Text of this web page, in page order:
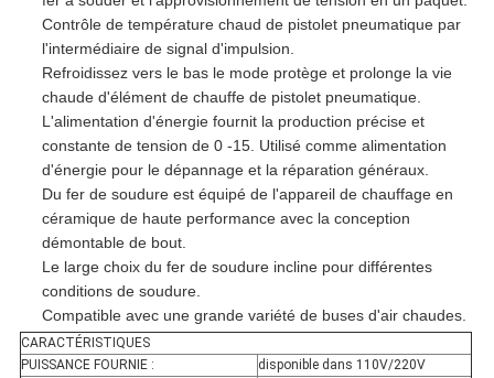
Contrôle de température chaud de pistolet pneumatique par
l'intermédiaire de signal d'impulsion.
Refroidissez vers le bas le mode protège et prolonge la vie
chaude d'élément de chauffe de pistolet pneumatique.
L'alimentation d'énergie fournit la production précise et
constante de tension de 0 -15. Utilisé comme alimentation
d'énergie pour le dépannage et la réparation généraux.
Du fer de soudure est équipé de l'appareil de chauffage en
céramique de haute performance avec la conception
démontable de bout.
Le large choix du fer de soudure incline pour différentes
conditions de soudure.
Compatible avec une grande variété de buses d'air chaudes.
CARACTÉRISTIQUES
PUISSANCE FOURNIE :
disponible dans 110V/220V